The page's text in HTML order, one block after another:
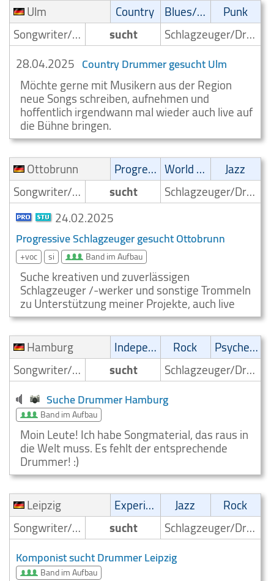
Ulm
Country Blues/Swing
Punk
Songwriter/Komponist
sucht
Schlagzeuger/Drummer
28.04.2025 Country Drummer gesucht Ulm
Möchte gerne mit Musikern aus der Region
neue Songs schreiben, aufnehmen und
hoffentlich irgendwann mal wieder auch live auf
die Bühne bringen.
Ottobrunn
Progressive World Music
Jazz
Songwriter/Komponist
sucht
Schlagzeuger/Drummer
24.02.2025
Progressive Schlagzeuger gesucht Ottobrunn
+voc si Band im Aufbau
Suche kreativen und zuverlässigen
Schlagzeuger /-werker und sonstige Trommeln
zu Unterstützung meiner Projekte, auch live
Hamburg
Independent Rock
Psychedelic
Songwriter/Komponist
sucht Schlagzeuger/Drummer
Suche Drummer Hamburg
Band im Aufbau
Moin Leute! Ich habe Songmaterial, das raus in
die Welt muss. Es fehlt der entsprechende
Drummer! :)
Leipzig
Experimental Jazz
Rock
Songwriter/Komponist
sucht Schlagzeuger/Drummer
Komponist sucht Drummer Leipzig
Band im Aufbau